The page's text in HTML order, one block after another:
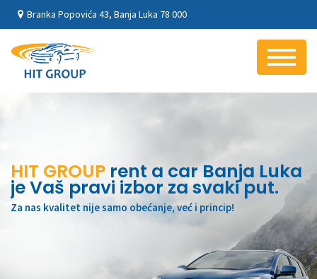
Branka Popovića 43, Banja Luka 78 000
HIT GROUP rent a car Banja Luka
je Vaš pravi izbor za svaki put.
Za nas kvalitet nije samo obećanje, već i princip!